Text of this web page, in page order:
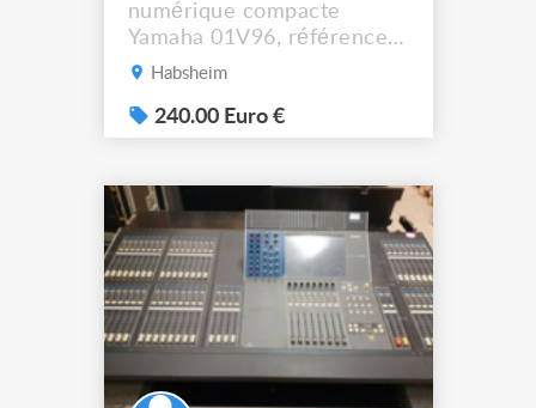
numérique compacte
Yamaha 01V96, référence
polyvalente largement
théâtre et installations
mobiles. Format rackable et
applications scéniques
intérieur / extérieur, ainsi
qu’aux configurations régie
compacte, retours ou
diffusion ...
Habsheim
240.00 Euro €